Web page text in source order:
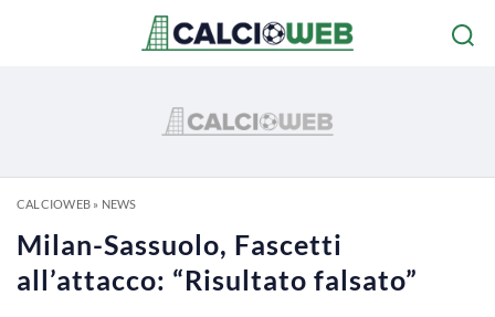
CALCIOWEB» NEWS
Milan-Sassuolo, Fascetti
all’attacco: “Risultato falsato”